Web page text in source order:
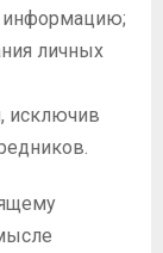
информацию;
личных
исключив